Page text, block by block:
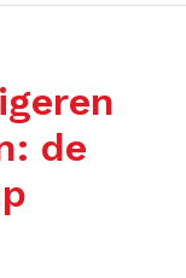
de